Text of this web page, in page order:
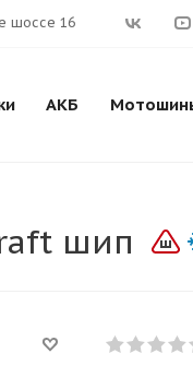
шоссе 16
АКБ
шип